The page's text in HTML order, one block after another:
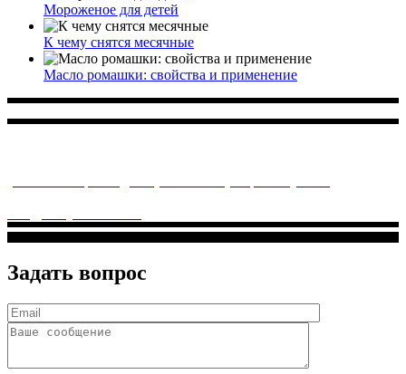
Мороженое для детей
К чему снятся месячные
Масло ромашки: свойства и применение
Задать вопрос